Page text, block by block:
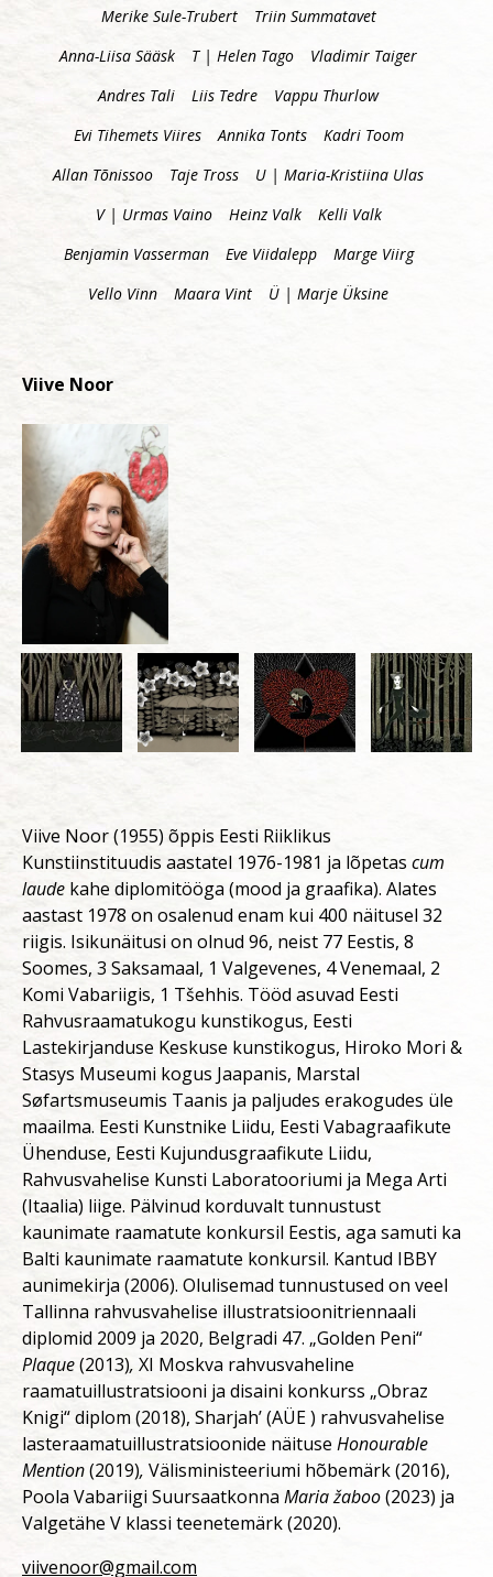
Merike Sule-Trubert
Triin Summatavet
Anna-Liisa Sääsk
T | Helen Tago
Vladimir Taiger
Andres Tali
Liis Tedre
Vappu Thurlow
Evi Tihemets Viires
Annika Tonts
Kadri Toom
Allan Tõnissoo
Taje Tross
U | Maria-Kristiina Ulas
V | Urmas Vaino
Heinz Valk
Kelli Valk
Benjamin Vasserman
Eve Viidalepp
Marge Viirg
Vello Vinn
Maara Vint Ü | Marje Üksine
Viive Noor
Viive Noor (1955) õppis Eesti Riiklikus
Kunstiinstituudis aastatel 1976-1981 ja lõpetas cum
laude kahe diplomitööga (mood ja graafika). Alates
aastast 1978 on osalenud enam kui 400 näitusel 32
riigis. Isikunäitusi on olnud 96, neist 77 Eestis, 8
Soomes, 3 Saksamaal, 1 Valgevenes, 4 Venemaal, 2
Komi Vabariigis, 1 Tšehhis. Tööd asuvad Eesti
Rahvusraamatukogu kunstikogus, Eesti
Lastekirjanduse Keskuse kunstikogus, Hiroko Mori &
Stasys Museumi kogus Jaapanis, Marstal
Søfartsmuseumis Taanis ja paljudes erakogudes üle
maailma. Eesti Kunstnike Liidu, Eesti Vabagraafikute
Ühenduse, Eesti Kujundusgraafikute Liidu,
Rahvusvahelise Kunsti Laboratooriumi ja Mega Arti
(Itaalia) liige. Pälvinud korduvalt tunnustust
kaunimate raamatute konkursil Eestis, aga samuti ka
Balti kaunimate raamatute konkursil. Kantud IBBY
aunimekirja (2006). Olulisemad tunnustused on veel
Tallinna rahvusvahelise illustratsioonitriennaali
diplomid 2009 ja 2020, Belgradi 47. „Golden Peni“
Plaque(2013), XI Moskva rahvusvaheline
raamatuillustratsiooni ja disaini konkurss „Obraz
Knigi“ diplom (2018), Sharjah’ (AÜE ) rahvusvahelise
lasteraamatuillustratsioonide näituse Honourable
Mention(2019), Välisministeeriumi hõbemärk (2016),
Poola Vabariigi Suursaatkonna Maria žaboo(2023) ja
Valgetähe V klassi teenetemärk (2020).
viivenoor@gmail.com